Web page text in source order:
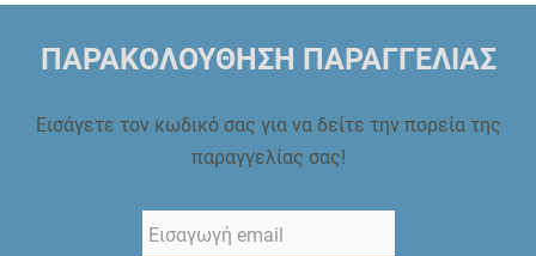
ΠΑΡΑΚΟΛΟΥΘΗΣΗ ΠΑΡΑΓΓΕΛΙΑΣ
Εισάγετε τον κωδικό σας για να δείτε την πορεία της
παραγγελίας σας!